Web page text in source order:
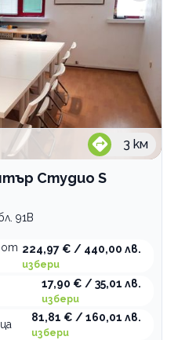
3 км
Студио S
91В
от 224,97 € / 440,00 лв.
избери
17,90 € / 35,01 лв.
избери
81,81 € / 160,01 лв.
избери